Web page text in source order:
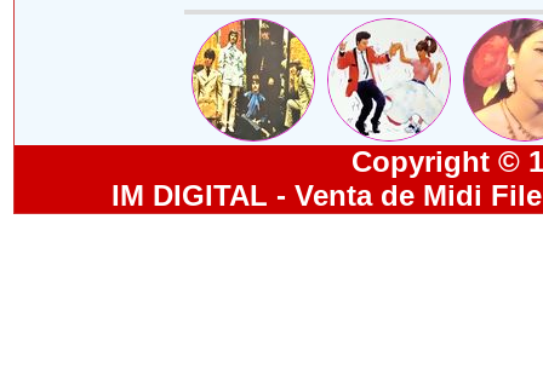
Copyright ©
IM DIGITAL - Venta de Midi